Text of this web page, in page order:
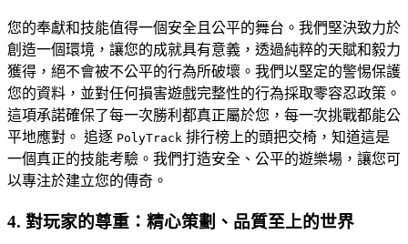
您的奉獻和技能值得一個安全且公平的舞台。我們堅決致力於
創造一個環境，讓您的成就具有意義，透過純粹的天賦和毅力
獲得，絕不會被不公平的行為所破壞。我們以堅定的警惕保護
您的資料，並對任何損害遊戲完整性的行為採取零容忍政策。
這項承諾確保了每一次勝利都真正屬於您，每一次挑戰都能公
平地應對。 追逐 PolyTrack 排行榜上的頭把交椅，知道這是
一個真正的技能考驗。我們打造安全、公平的遊樂場，讓您可
以專注於建立您的傳奇。
4. 對玩家的尊重：精心策劃、品質至上的世界